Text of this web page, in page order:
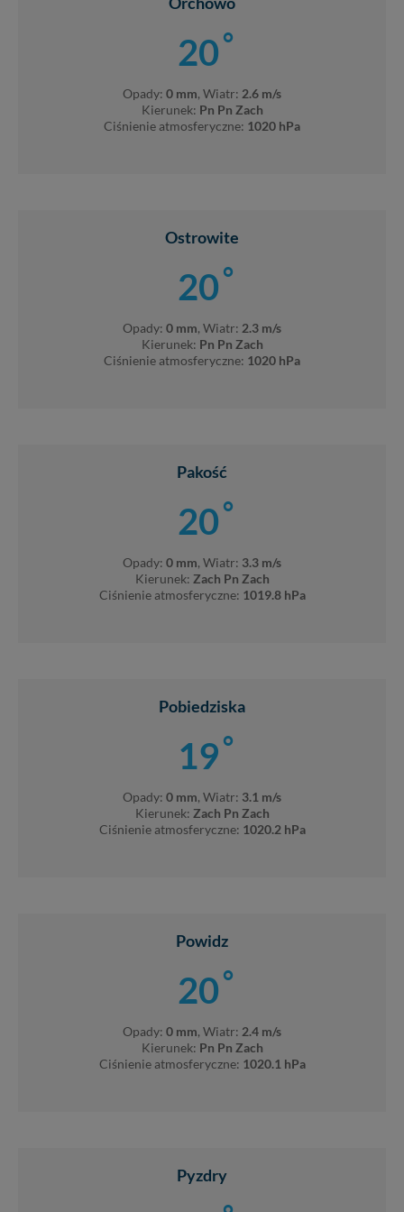
20°
Opady: 0 mm, Wiatr: 2.6 m/s
Kierunek: Pn Pn Zach
Ciśnienie atmosferyczne: 1020 hPa
Ostrowite
20°
Opady: 0 mm, Wiatr: 2.3 m/s
Kierunek: Pn Pn Zach
Ciśnienie atmosferyczne: 1020 hPa
Pakość
20°
Opady: 0 mm, Wiatr: 3.3 m/s
Kierunek: Zach Pn Zach
Ciśnienie atmosferyczne: 1019.8 hPa
Pobiedziska
19°
Opady: 0 mm, Wiatr: 3.1 m/s
Kierunek: Zach Pn Zach
Ciśnienie atmosferyczne: 1020.2 hPa
Powidz
20°
Opady: 0 mm, Wiatr: 2.4 m/s
Kierunek: Pn Pn Zach
Ciśnienie atmosferyczne: 1020.1 hPa
Pyzdry
praw w odniesieniu do informacji zawartych w plikach cookies.
przeglądarka umożliwia Ci skasowanie tych plików - w pewnych
przypadkach nie możemy tego zrobić za Ciebie.
Pojezierze Gnieźnieńskie - odkrywaj i wypoczywaj... Pojezierze
Gnieźnieńskie - na weekend, wycieczkę, wakacje...